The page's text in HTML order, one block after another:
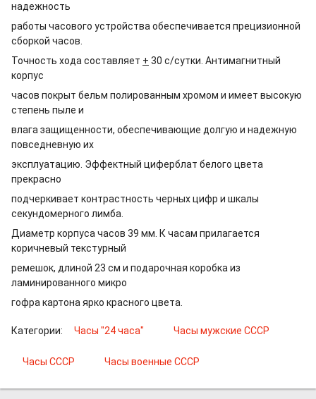
надежность
работы часового устройства обеспечивается прецизионной
сборкой часов.
Точность хода составляет + 30 с/сутки. Антимагнитный
корпус
часов покрыт бельм полированным хромом и имеет высокую
степень пыле и
влага защищенности, обеспечивающие долгую и надежную
повседневную их
эксплуатацию. Эффектный циферблат белого цвета
прекрасно
подчеркивает контрастность черных цифр и шкалы
секундомерного лимба.
Диаметр корпуса часов 39 мм. К часам прилагается
коричневый текстурный
ремешок, длиной 23 см и подарочная коробка из
ламинированного микро
гофра картона ярко красного цвета.
Категории: Часы "24 часа" Часы мужские СССР
Часы СССР Часы военные СССР